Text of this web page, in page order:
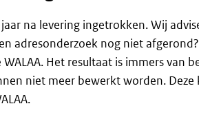
na levering ingetrokken. Wij
adresonderzoek nog niet
Het resultaat is immers van
niet meer bewerkt worden. Deze